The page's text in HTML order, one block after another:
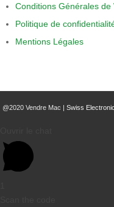
Conditions Générales de
Politique de
Mentions Légales
@2020 Vendre Mac |Swiss